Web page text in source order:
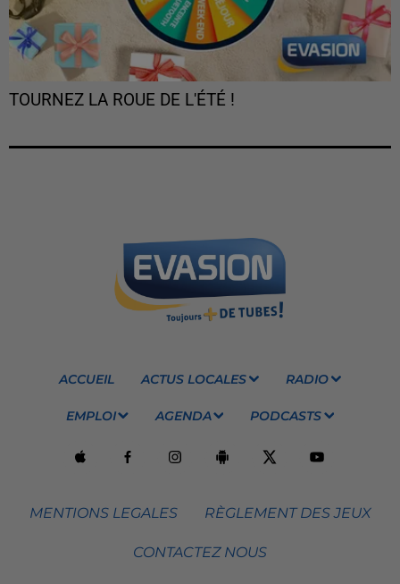
TOURNEZ LA ROUE DE L'ÉTÉ !
ACCUEIL ACTUS LOCALES RADIO
EMPLOI AGENDA PODCASTS
MENTIONS LEGALES RÈGLEMENT DES JEUX
CONTACTEZ NOUS